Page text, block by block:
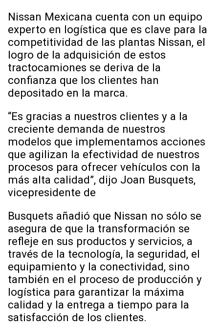
Nissan Mexicana cuenta con un equipo
experto en logística que es clave para la
competitividad de las plantas Nissan, el
logro de la adquisición de estos
tractocamiones se deriva de la
confianza que los clientes han
depositado en la marca.
“Es gracias a nuestros clientes y a la
creciente demanda de nuestros
modelos que implementamos acciones
que agilizan la efectividad de nuestros
procesos para ofrecer vehículos con la
más alta calidad”, dijo Joan Busquets,
vicepresidente de
Busquets añadió que Nissan no sólo se
asegura de que la transformación se
refleje en sus productos y servicios, a
través de la tecnología, la seguridad, el
equipamiento y la conectividad, sino
también en el proceso de producción y
logística para garantizar la máxima
calidad y la entrega a tiempo para la
satisfacción de los clientes.